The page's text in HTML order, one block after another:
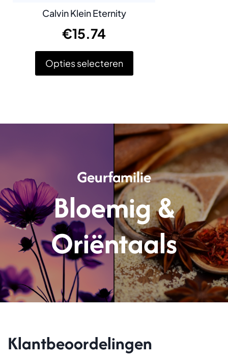
Calvin Klein Eternity
€15.74
Opties selecteren
variaties.
worden
productpagina
Geurfamilie
Bloemig &
Oriëntaals
Klantbeoordelingen